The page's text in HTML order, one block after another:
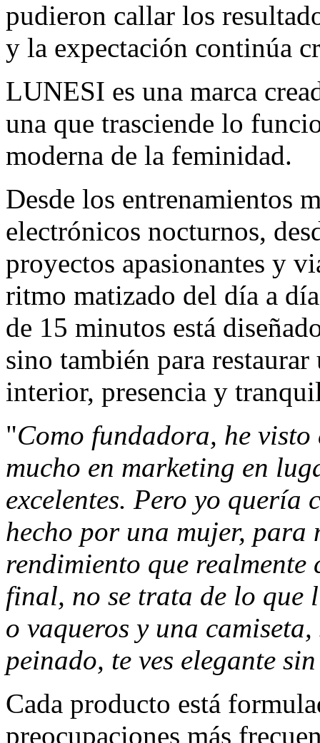
pudieron callar los
y la expectación continúa
LUNESI es una marca
una que trasciende lo
moderna de la feminidad.
Desde los entrenamientos
electrónicos nocturnos,
proyectos apasionantes y
ritmo matizado del día a
de 15 minutos está
sino también para
interior, presencia y
"Como fundadora, he
mucho en marketing en
excelentes. Pero yo
hecho por una mujer, para
rendimiento que
final, no se trata de lo que
o vaqueros y una
peinado, te ves elegante
Cada producto está
preocupaciones más